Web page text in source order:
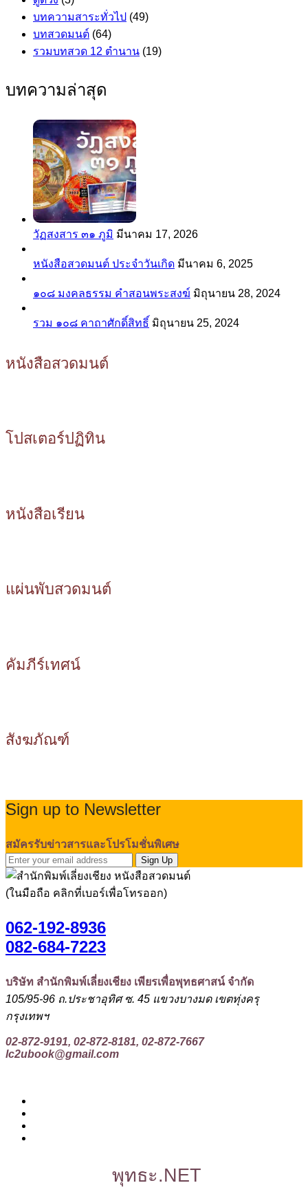
บทความสาระทั่วไป (49)
บทสวดมนต์ (64)
รวมบทสวด 12 ตำนาน (19)
บทความล่าสุด
วัฏสงสาร ๓๑ ภูมิ มีนาคม 17, 2026
หนังสือสวดมนต์ ประจำวันเกิด มีนาคม 6, 2025
๑๐๘ มงคลธรรม คำสอนพระสงฆ์ มิถุนายน 28, 2024
รวม ๑๐๘ คาถาศักดิ์สิทธิ์ มิถุนายน 25, 2024
หนังสือสวดมนต์
โปสเตอร์ปฏิทิน
หนังสือเรียน
แผ่นพับสวดมนต์
คัมภีร์เทศน์
สังฆภัณฑ์
Sign up to Newsletter
สมัครรับข่าวสารและโปรโมชั่นพิเศษ
Sign Up
(ในมือถือ คลิกที่เบอร์เพื่อโทรออก)
062-192-8936
082-684-7223
บริษัท สำนักพิมพ์เลี่ยงเชียง เพียรเพื่อพุทธศาสน์ จำกัด
105/95-96 ถ.ประชาอุทิศ ซ. 45 แขวงบางมด เขตทุ่งครุ
กรุงเทพฯ
02-872-9191, 02-872-8181, 02-872-7667
lc2ubook@gmail.com
พุทธะ.NET